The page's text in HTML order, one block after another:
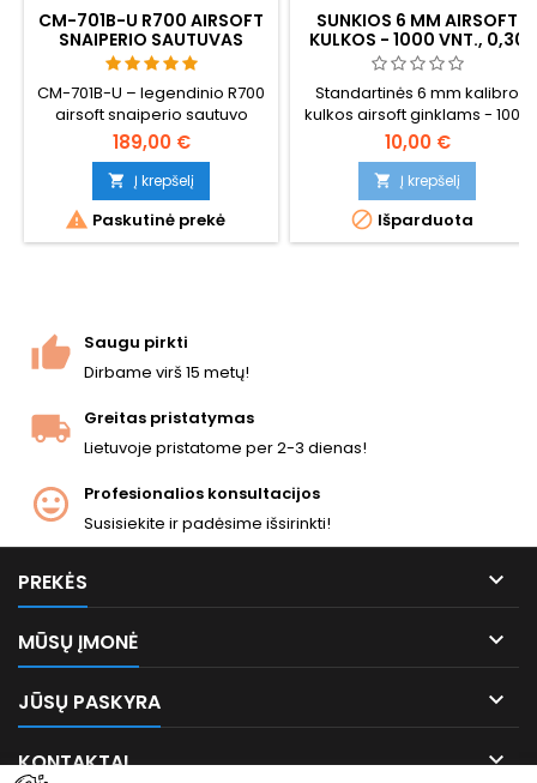
CM-701B-U R700 AIRSOFT
SNAIPERIO SAUTUVAS
UPGRADED - 520 FPS
CM-701B-U – legendinio R700
airsoft snaiperio sautuvo
atnaujinta versija –
galingiausias ir labiausiai
modifikuojamas bolt-action
savo klasëje. 520 FPS /
158 m/s, 2,49 džaulio, 3,3 kg
aliuminio, polimero ir
sustiprintas plieno cilindras,
22 mm Picatinny bėgelis,
dvikėjės...
189,00 €
 Į krepšelį
 Paskutinė prekė
SUNKIOS 6 MM AIRSOFT
KULKOS - 1000 VNT., 0,30
G, SKIRTOS AŠTRIAM
ŠAUDYMUI
Standartinės 6 mm kalibro
kulkos airsoft ginklams - 1000
vnt., 0,30 g, geriausia kokybė
aštriam šaudymui. Geresnė
kokybė nei standartinių kulkų,
geresnis tikslumas ir
patikimumas, neužsikemša
tikslūs šoviniai. Įpakuoti
10,00 €
 Į krepšelį
 Išparduota
Saugu pirkti
Dirbame virš 15 metų!
Greitas pristatymas
Lietuvoje pristatome per 2-3 dienas!
Profesionalios konsultacijos
Susisiekite ir padėsime išsirinkti!
PREKĖS 
MŪSŲ ĮMONĖ 
JŪSŲ PASKYRA 
KONTAKTAI 